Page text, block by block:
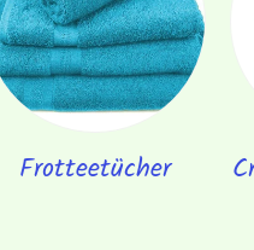
Frotteetücher